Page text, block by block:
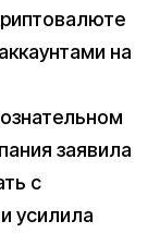
на
заявила
с
усилила